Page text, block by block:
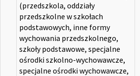
(przedszkola, oddziały
przedszkolne w szkołach
podstawowych, inne formy
wychowania przedszkolnego,
szkoły podstawowe, specjalne
ośrodki szkolno-wychowawcze,
specjalne ośrodki wychowawcze,